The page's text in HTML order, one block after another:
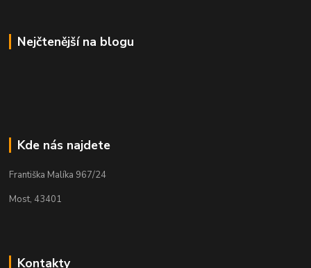
Nejčtenější na blogu
Kde nás najdete
Františka Malíka 967/24
Most, 43401
Kontakty